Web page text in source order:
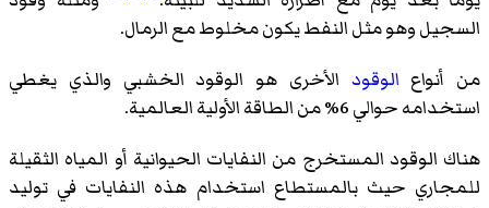
السجيل وهو مثل النفط يكون مخلوط مع الرمال.
من أنواع الوقود الأخرى هو الوقود الخشبي والذي يغطي
استخدامه حوالي 6% من الطاقة الأولية العالمية.
هناك الوقود المستخرج من النفايات الحيوانية أو المياه الثقيلة
للمجاري حيث بالمستطاع استخدام هذه النفايات في توليد